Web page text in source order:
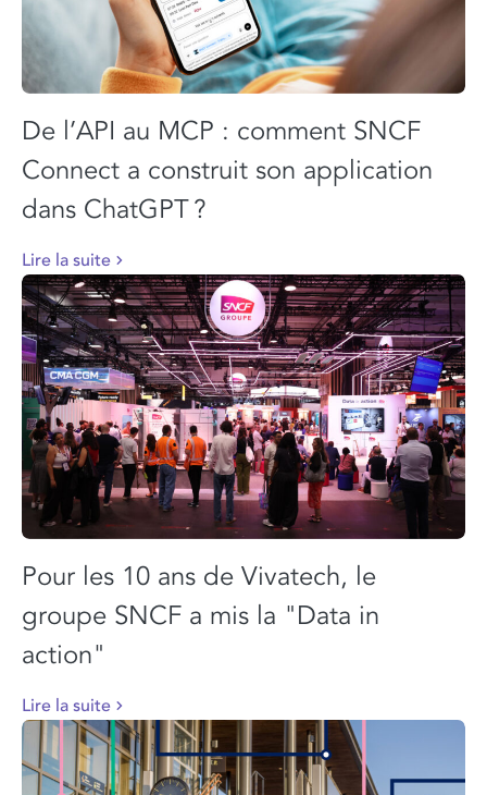
De l’API au MCP : comment SNCF
Connect a construit son application
dans ChatGPT ?
Lire la suite
Pour les 10 ans de Vivatech, le
groupe SNCF a mis la "Data in
action"
Lire la suite